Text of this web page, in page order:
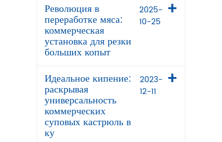
Революция в
переработке мяса:
коммерческая
установка для резки
больших копыт
2025-
10-25
Идеальное кипение:
раскрывая
универсальность
коммерческих
суповых кастрюль в
ку
2023-
12-11